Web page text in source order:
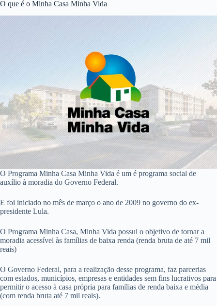
O que é o Minha Casa Minha Vida
O Programa Minha Casa Minha Vida é um é programa social de
auxílio à moradia do Governo Federal.
E foi iniciado no mês de março o ano de 2009 no governo do ex-
presidente Lula.
O Programa Minha Casa, Minha Vida possui o objetivo de tornar a
moradia acessível às famílias de baixa renda (renda bruta de até 7 mil
reais)
O Governo Federal, para a realização desse programa, faz parcerias
com estados, municípios, empresas e entidades sem fins lucrativos para
permitir o acesso à casa própria para famílias de renda baixa e média
(com renda bruta até 7 mil reais).